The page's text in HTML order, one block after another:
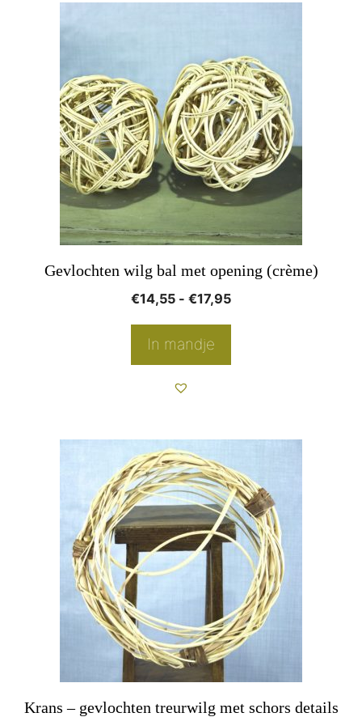
Gevlochten wilg bal met opening (crème)
€14,55 - €17,95Prijsklasse:
€17,95
In mandje
meerdere
variaties.
gekozen
worden
Krans – gevlochten treurwilg met schors details